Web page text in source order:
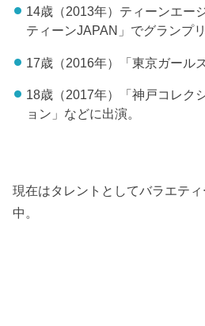
14歳（2013年）ティーンエー
ティーンJAPAN」でグランプ
17歳（2016年）「東京ガール
18歳（2017年）「神戸コレク
ョン」などに出演。
現在はタレントとしてバラエテ
中。